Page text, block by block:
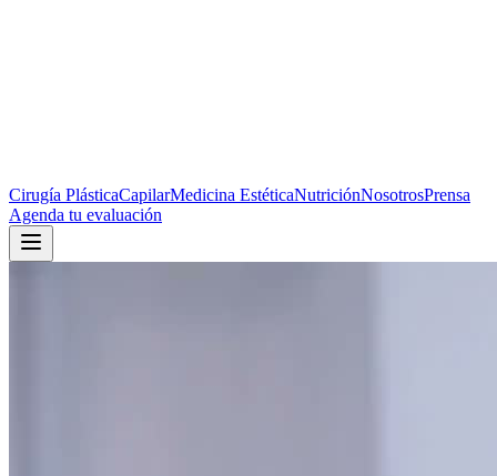
Cirugía PlásticaCapilarMedicina EstéticaNutriciónNosotrosPrensa
Agenda tu evaluación